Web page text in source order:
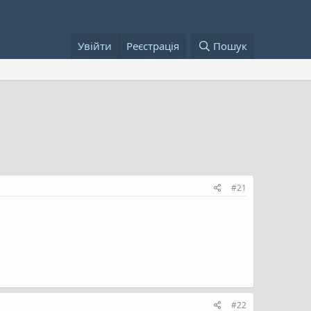
Увійти Реєстрація Пошук
#21
#22